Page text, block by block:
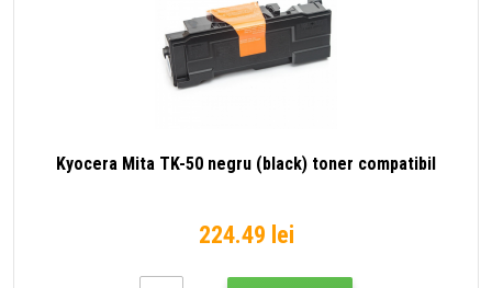
Kyocera Mita TK-50 negru (black) toner compatibil
224.49 lei